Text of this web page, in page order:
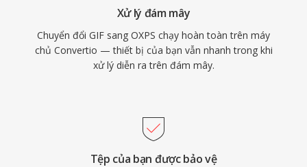
Xử lý đám mây
Chuyển đổi GIF sang OXPS chạy hoàn toàn trên máy
chủ Convertio — thiết bị của bạn vẫn nhanh trong khi
xử lý diễn ra trên đám mây.
Tệp của bạn được bảo vệ